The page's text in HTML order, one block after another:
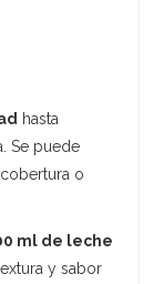
hasta
Se puede
, cobertura o
ml de leche
y sabor